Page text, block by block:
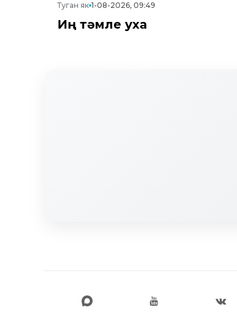
Туган як 1-08-2026, 09:49
Иң тәмле уха